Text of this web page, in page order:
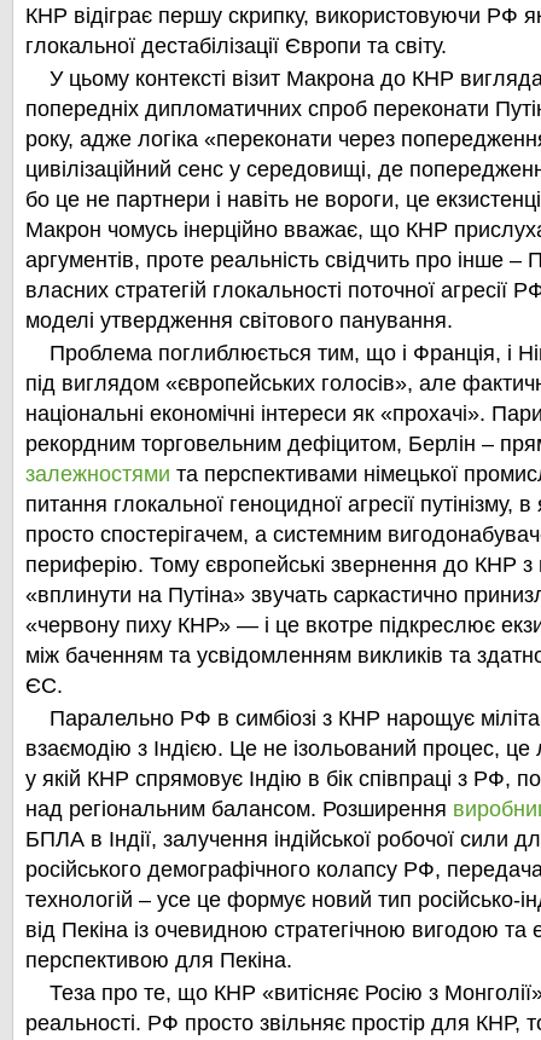
КНР відіграє першу скрипку, використовуючи РФ
глокальної дестабілізації Європи та світу.
У цьому контексті візит Макрона до КНР
попередніх дипломатичних спроб переконати
року, адже логіка «переконати через
цивілізаційний сенс у середовищі, де
бо це не партнери і навіть не вороги, це
Макрон чомусь інерційно вважає, що КНР
аргументів, проте реальність свідчить про інше –
власних стратегій глокальності поточної агресії
моделі утвердження світового панування.
Проблема поглиблюється тим, що і Франція, і
під виглядом «європейських голосів», але
національні економічні інтереси як «прохачі».
рекордним торговельним дефіцитом, Берлін –
залежностями та перспективами німецької
питання глокальної геноцидної агресії путінізму,
просто спостерігачем, а системним
периферію. Тому європейські звернення до КНР
«вплинути на Путіна» звучать саркастично
«червону пиху КНР» — і це вкотре підкреслює
між баченням та усвідомленням викликів та
ЄС.
Паралельно РФ в симбіозі з КНР нарощує
взаємодію з Індією. Це не ізольований процес, це
у якій КНР спрямовує Індію в бік співпраці з РФ,
над регіональним балансом. Розширення
БПЛА в Індії, залучення індійської робочої сили
російського демографічного колапсу РФ,
технологій – усе це формує новий тип російсько-
від Пекіна із очевидною стратегічною вигодою та
перспективою для Пекіна.
Теза про те, що КНР «витісняє Росію з
реальності. РФ просто звільняє простір для КНР,